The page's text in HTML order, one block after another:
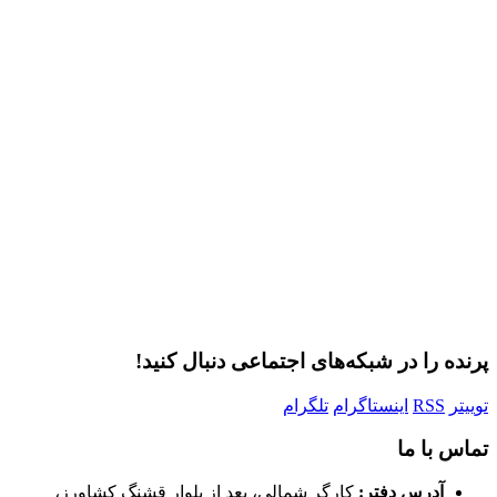
پرنده را در شبکه‌های اجتماعی دنبال کنید!
توییتر RSS اینستاگرام تلگرام
تماس با ما
آدرس دفتر: کارگر شمالی، بعد از بلوار قشنگ کشاورز،